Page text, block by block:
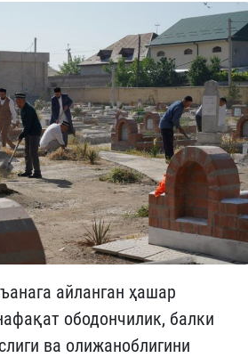
айланган ҳашар
ободончилик, балки
ва олижаноблигини